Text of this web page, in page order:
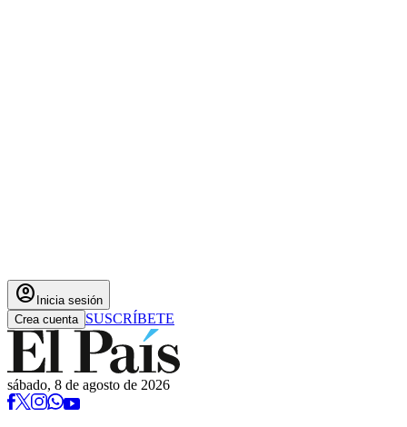
account_circle Inicia sesión
Crea cuenta SUSCRÍBETE
sábado, 8 de agosto de 2026